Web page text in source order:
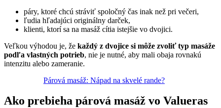
páry, ktoré chcú stráviť spoločný čas inak než pri večeri,
ľudia hľadajúci originálny darček,
klienti, ktorí sa na masáž cítia istejšie vo dvojici.
Veľkou výhodou je, že každý z dvojice si môže zvoliť typ masáže
podľa vlastných potrieb, nie je nutné, aby mali obaja rovnakú
intenzitu alebo zameranie.
Párová masáž: Nápad na skvelé rande?
Ako prebieha párová masáž vo Valueras